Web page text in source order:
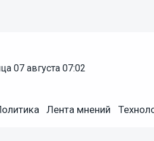
07 августа 07:02
Лента мнений
мужчин ушли в